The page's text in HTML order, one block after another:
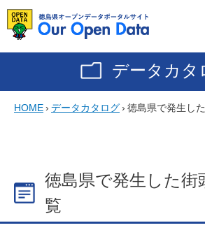
データカタ
HOME› データカタログ› 徳島県で発生し
徳島県で発生した街
覧